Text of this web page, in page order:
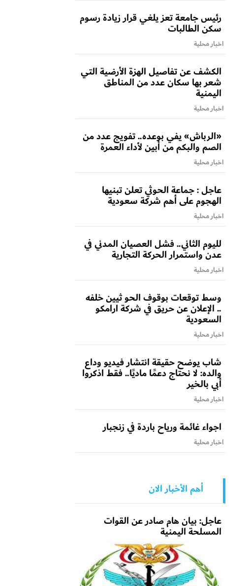
رئيس جامعة تعز يلغي قرار زيادة رسوم
سكن الطالبات
اخبار محلية
الكشف عن تفاصيل الهزة الأرضية التي
شعر بها سكان عدد من المناطق
اليمنية
اخبار محلية
«الرباش» يفي بوعده.. تفويج عدد من
الصم والبكم من أبين لأداء العمرة
اخبار محلية
عاجل : جماعة الحوثي تعلن تبنيها
الهجوم على أهم شركة سعودية
اخبار محلية
لليوم الثاني.. فشل العصيان المدني في
عدن واستمرار الحركة التجارية
اخبار محلية
وسط توقعات بوقوف الحو ثيين خلفه
.. الإعلان عن حريق في شركة ارامكو
السعودية
اخبار محلية
شاب يوضح حقيقة انتشار فيديو وداع
والده: لا نحتاج دعمًا ماديًا.. فقط اذكروا
أبي بالخير
اخبار محلية
اجواء غائمة ورياح باردة في زنجبار
اخبار محلية
أهم الأخبار الان
عاجل: بيان هام صادر عن القوات
المسلحة اليمنية